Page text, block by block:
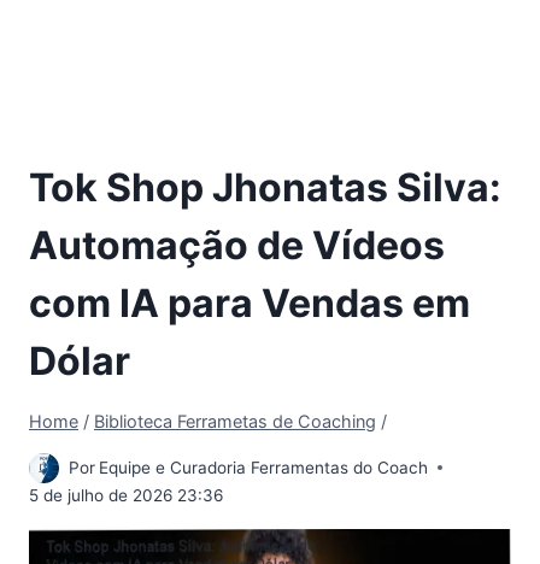
Tok Shop Jhonatas Silva:
Automação de Vídeos
com IA para Vendas em
Dólar
Home / Biblioteca Ferrametas de Coaching /
Por Equipe e Curadoria Ferramentas do Coach
5 de julho de 2026 23:36